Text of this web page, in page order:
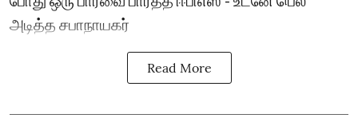
அடித்த சபாநாயகர்
Read More